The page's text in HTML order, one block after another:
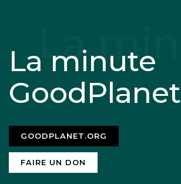
La minute
GoodPlanet
GOODPLANET.ORG
FAIRE UN DON